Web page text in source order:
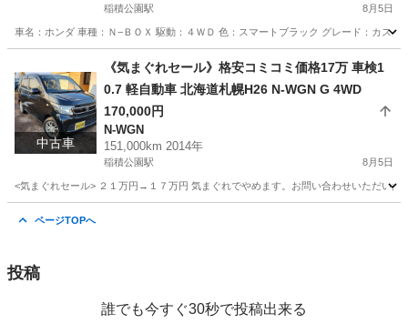
稲積公園駅 8月5日
車名：ホンダ 車種：Ｎ−ＢＯＸ 駆動：４ＷＤ 色：スマートブラック グレード：カス
稲積公園駅 N-BOX
中古車
《気まぐれセール》格安コミコミ価格17万 車検1
0.7 軽自動車 北海道札幌H26 N-WGN G 4WD
170,000円
N-WGN
151,000km 2014年
稲積公園駅 8月5日
<気まぐれセール> ２１万円→１７万円 気まぐれでやめます。お問い合わせいただい
ページTOPへ
投稿
誰でも今すぐ30秒で投稿出来る